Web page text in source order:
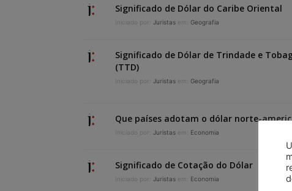
Significado de Dólar do Caribe Oriental
Iniciado por: Juristas em: Geografia
Significado de Dólar de Trindade e
(TTD)
Iniciado por: Juristas em: Geografia
Que países adotam o dólar norte-
Iniciado por: Juristas em: Economia
Significado de Cotação do Dólar
Iniciado por: Juristas em: Economia